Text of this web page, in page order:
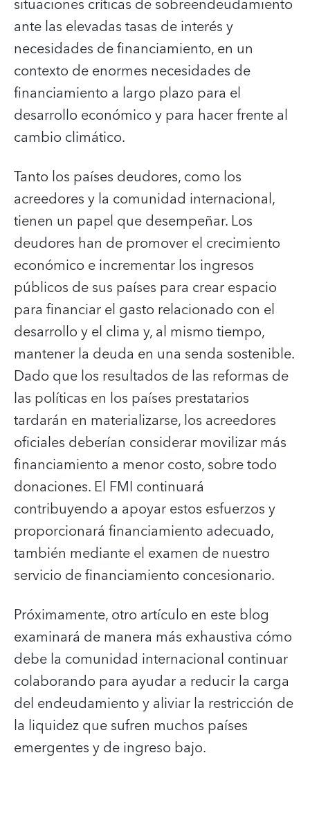
ante las elevadas tasas de interés y
necesidades de financiamiento, en un
contexto de enormes necesidades de
financiamiento a largo plazo para el
desarrollo económico y para hacer frente al
cambio climático.
Tanto los países deudores, como los
acreedores y la comunidad internacional,
tienen un papel que desempeñar. Los
deudores han de promover el crecimiento
económico e incrementar los ingresos
públicos de sus países para crear espacio
para financiar el gasto relacionado con el
desarrollo y el clima y, al mismo tiempo,
mantener la deuda en una senda sostenible.
Dado que los resultados de las reformas de
las políticas en los países prestatarios
tardarán en materializarse, los acreedores
oficiales deberían considerar movilizar más
financiamiento a menor costo, sobre todo
donaciones. El FMI continuará
contribuyendo a apoyar estos esfuerzos y
proporcionará financiamiento adecuado,
también mediante el examen de nuestro
servicio de financiamiento concesionario.
Próximamente, otro artículo en este blog
examinará de manera más exhaustiva cómo
debe la comunidad internacional continuar
colaborando para ayudar a reducir la carga
del endeudamiento y aliviar la restricción de
la liquidez que sufren muchos países
emergentes y de ingreso bajo.